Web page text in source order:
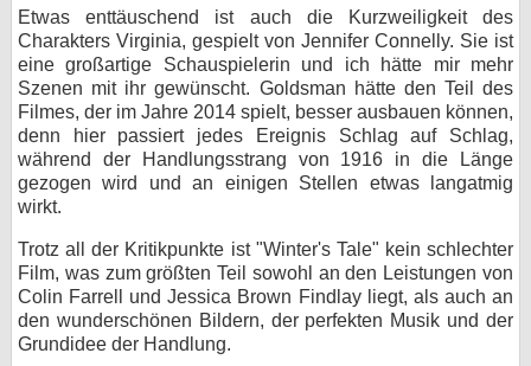
Etwas enttäuschend ist auch die Kurzweiligkeit des
Charakters Virginia, gespielt von Jennifer Connelly. Sie ist
eine großartige Schauspielerin und ich hätte mir mehr
Szenen mit ihr gewünscht. Goldsman hätte den Teil des
Filmes, der im Jahre 2014 spielt, besser ausbauen können,
denn hier passiert jedes Ereignis Schlag auf Schlag,
während der Handlungsstrang von 1916 in die Länge
gezogen wird und an einigen Stellen etwas langatmig
wirkt.
Trotz all der Kritikpunkte ist "Winter's Tale" kein schlechter
Film, was zum größten Teil sowohl an den Leistungen von
Colin Farrell und Jessica Brown Findlay liegt, als auch an
den wunderschönen Bildern, der perfekten Musik und der
Grundidee der Handlung.